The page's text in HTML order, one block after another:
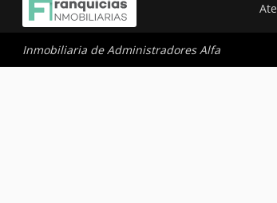
Inmobiliaria de Administradores Alfa